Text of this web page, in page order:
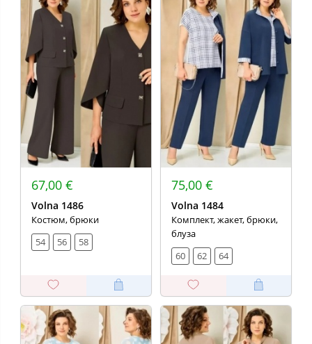
67,00 €
Volna 1486
Костюм, брюки
54
56 58
75,00 €
Volna 1484
Комплект, жакет, брюки,
блуза
60
62 64